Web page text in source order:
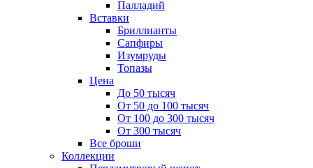
Палладий
Вставки
Бриллианты
Сапфиры
Изумруды
Топазы
Цена
До 50 тысяч
От 50 до 100 тысяч
От 100 до 300 тысяч
От 300 тысяч
Все броши
Коллекции